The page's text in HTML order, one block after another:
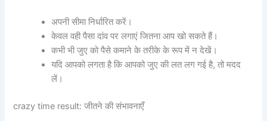
अपनी सीमा निर्धारित करें।
केवल वही पैसा दांव पर लगाएं जितना आप खो सकते हैं।
कभी भी जुए को पैसे कमाने के तरीके के रूप में न देखें।
यदि आपको लगता है कि आपको जुए की लत लग गई है, तो मदद
लें।
crazy time result: जीतने की संभावनाएँ